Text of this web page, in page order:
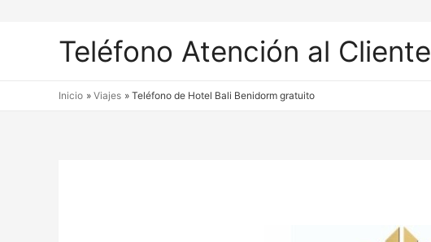
Teléfono Atención al Cliente
Inicio Viajes Teléfono de Hotel Bali Benidorm gratuito